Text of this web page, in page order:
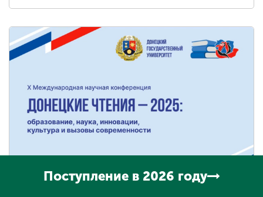
Поступление в 2026 году